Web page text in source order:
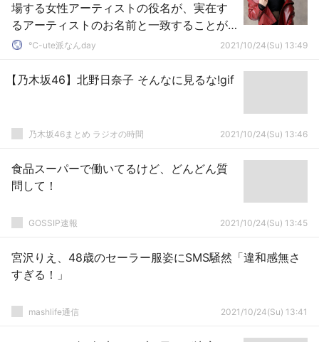
場する女性アーティストの役名が、実在す
るアーティストのお名前と一致することが
判明しました」
℃-ute派なんday 2021/10/24(Su) 13:49
【乃木坂46】北野日奈子 そんなに見るな!gif
乃木坂46まとめ ラジオの時間 2021/10/24(Su) 13:46
食品スーパーで働いてるけど、どんどん質
問して！
GOSSIP速報 2021/10/24(Su) 13:45
宮沢りえ、48歳のセーラー服姿にSMS騒然「違和感無さ
すぎる！」
mashlife通信 2021/10/24(Su) 13:41